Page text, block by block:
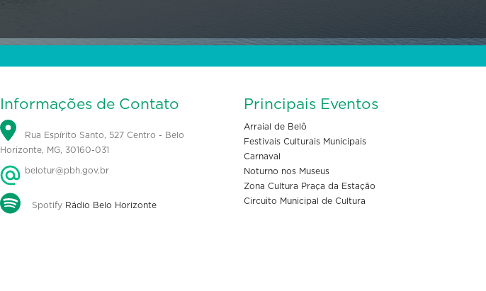
Informações de Contato
Rua Espírito Santo, 527 Centro - Belo
Horizonte, MG, 30160-031
belotur@pbh.gov.br
Spotify Rádio Belo Horizonte
Principais Eventos
Arraial de Belô
Festivais Culturais Municipais
Carnaval
Noturno nos Museus
Zona Cultura Praça da Estação
Circuito Municipal de Cultura